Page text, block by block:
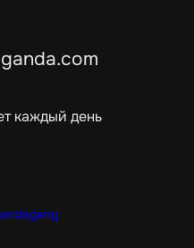
каждый день